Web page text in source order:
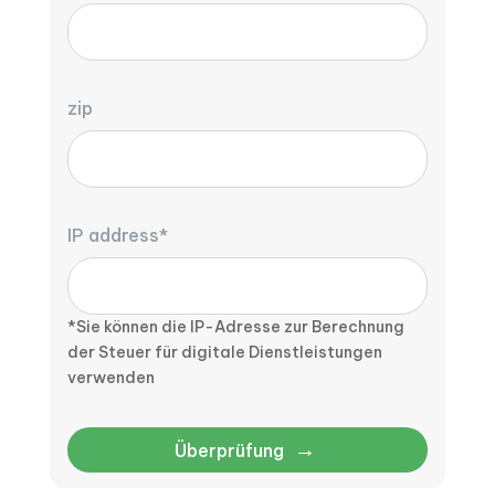
zip
IP address*
*Sie können die IP-Adresse zur Berechnung
der Steuer für digitale Dienstleistungen
verwenden
Überprüfung →